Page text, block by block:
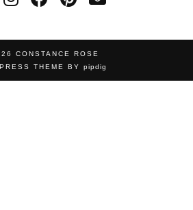
CONSTANCE ROSE
THEME BY pipdig